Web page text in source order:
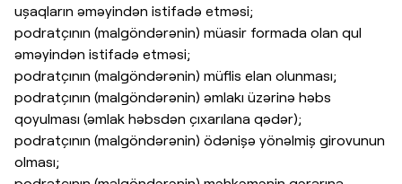
uşaqların əməyindən istifadə etməsi;
podratçının (malgöndərənin) müasir formada olan qul
əməyindən istifadə etməsi;
podratçının (malgöndərənin) müflis elan olunması;
podratçının (malgöndərənin) əmlakı üzərinə həbs
qoyulması (əmlak həbsdən çıxarılana qədər);
podratçının (malgöndərənin) ödənişə yönəlmiş girovunun
olması;